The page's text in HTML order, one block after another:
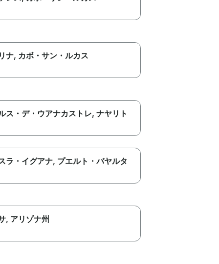
ナ, カボ・サン・ルカス
ス・デ・ウアナカストレ, ナヤリト
ラ・イグアナ, プエルト・バヤルタ
, アリゾナ州